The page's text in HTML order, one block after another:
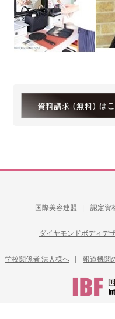
国際美容連盟 認定資
ダイヤモンドボディデ
学校関係者 法人様へ 報道機関